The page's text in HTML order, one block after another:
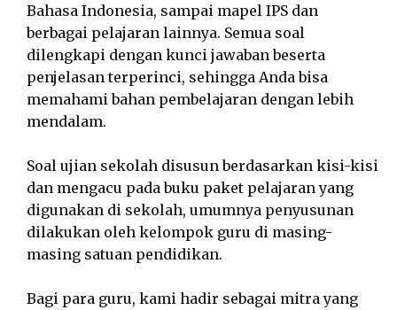
Bahasa Indonesia, sampai mapel IPS dan
berbagai pelajaran lainnya. Semua soal
dilengkapi dengan kunci jawaban beserta
penjelasan terperinci, sehingga Anda bisa
memahami bahan pembelajaran dengan lebih
mendalam.
Soal ujian sekolah disusun berdasarkan kisi-kisi
dan mengacu pada buku paket pelajaran yang
digunakan di sekolah, umumnya penyusunan
dilakukan oleh kelompok guru di masing-
masing satuan pendidikan.
Bagi para guru, kami hadir sebagai mitra yang